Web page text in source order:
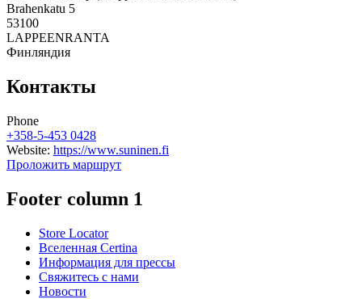
Brahenkatu 5
53100
LAPPEENRANTA
Финляндия
Контакты
Phone
+358-5-453 0428
Website: https://www.suninen.fi
Проложить маршрут
Footer column 1
Store Locator
Вселенная Certina
Информация для прессы
Свяжитесь с нами
Новости